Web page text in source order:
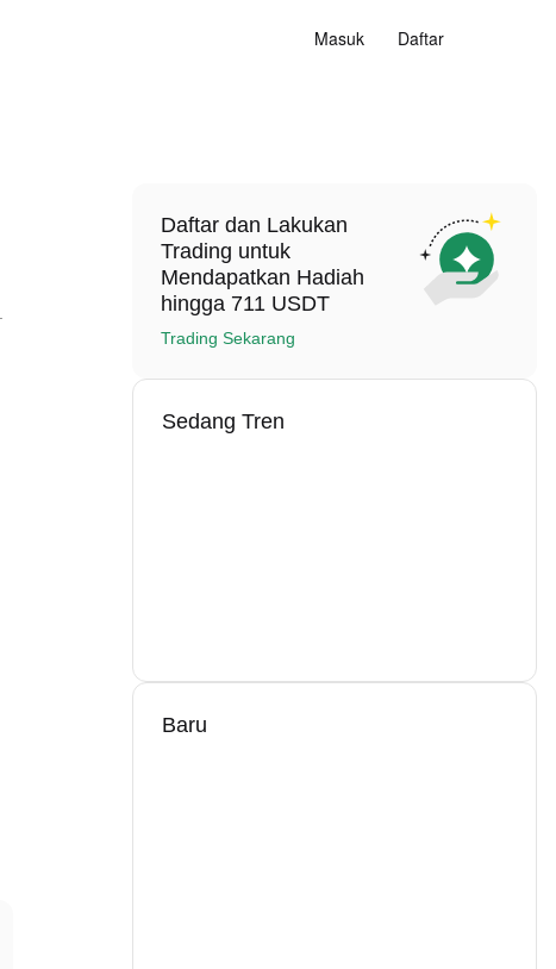
Masuk Daftar
Daftar dan Lakukan
Trading untuk
Mendapatkan Hadiah
hingga 711 USDT
Trading Sekarang
Sedang Tren
Baru